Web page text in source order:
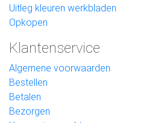
Uitleg kleuren werkbladen
Opkopen
Klantenservice
Algemene voorwaarden
Bestellen
Betalen
Bezorgen